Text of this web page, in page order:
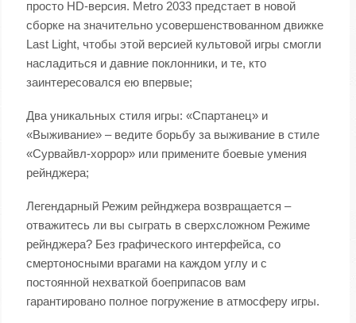
просто HD-версия. Metro 2033 предстает в новой
сборке на значительно усовершенствованном движке
Last Light, чтобы этой версией культовой игры смогли
насладиться и давние поклонники, и те, кто
заинтересовался ею впервые;
Два уникальных стиля игры: «Спартанец» и
«Выживание» – ведите борьбу за выживание в стиле
«Сурвайвл-хоррор» или примените боевые умения
рейнджера;
Легендарный Режим рейнджера возвращается –
отважитесь ли вы сыграть в сверхсложном Режиме
рейнджера? Без графического интерфейса, со
смертоносными врагами на каждом углу и с
постоянной нехваткой боеприпасов вам
гарантировано полное погружение в атмосферу игры.